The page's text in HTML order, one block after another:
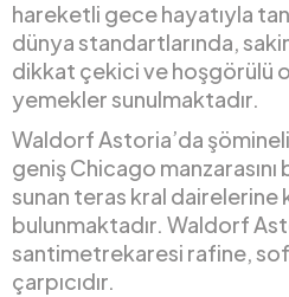
hareketli gece hayatıyla
dünya standartlarında, sakin
dikkat çekici ve hoşgörülü
yemekler sunulmaktadır.
Waldorf Astoria’da
geniş Chicago manzarasını
sunan teras kral
bulunmaktadır. Waldorf
santimetrekaresi rafine,
çarpıcıdır.